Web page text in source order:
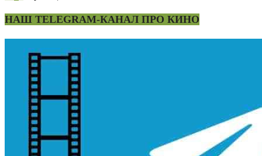
НАШ TELEGRAM-КАНАЛ ПРО КИНО